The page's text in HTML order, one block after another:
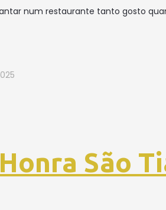
num restaurante tanto gosto
São